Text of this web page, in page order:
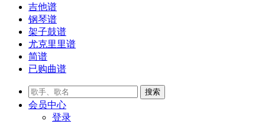
吉他谱
钢琴谱
架子鼓谱
尤克里里谱
简谱
已购曲谱
会员中心
登录